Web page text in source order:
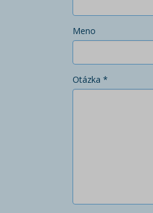
Meno
Otázka *